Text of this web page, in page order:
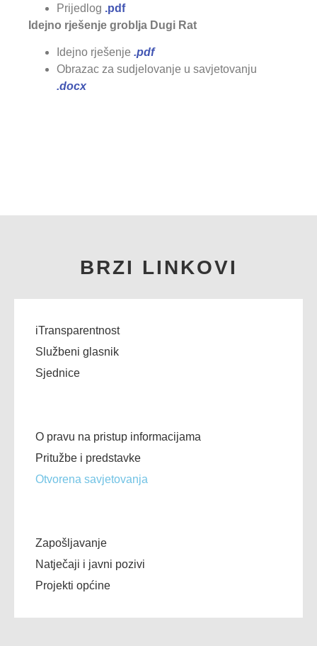
Prijedlog .pdf
Idejno rješenje groblja Dugi Rat
Idejno rješenje .pdf
Obrazac za sudjelovanje u savjetovanju
.docx
BRZI LINKOVI
iTransparentnost
Službeni glasnik
Sjednice
O pravu na pristup informacijama
Pritužbe i predstavke
Otvorena savjetovanja
Zapošljavanje
Natječaji i javni pozivi
Projekti općine